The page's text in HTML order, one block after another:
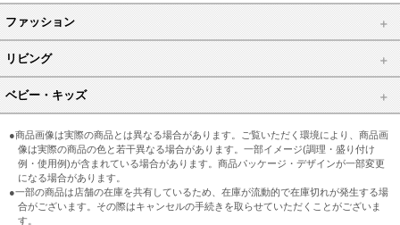
ファッション
リビング
ベビー・キッズ
●商品画像は実際の商品とは異なる場合があります。ご覧いただく環境により、商品画
像は実際の商品の色と若干異なる場合があります。一部イメージ(調理・盛り付け
例・使用例)が含まれている場合があります。商品パッケージ・デザインが一部変更
になる場合があります。
●一部の商品は店舗の在庫を共有しているため、在庫が流動的で在庫切れが発生する場
合がございます。その際はキャンセルの手続きを取らせていただくことがございま
す。